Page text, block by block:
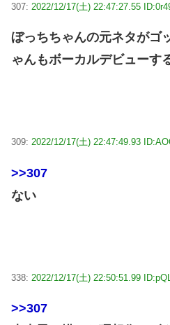
307: 2022/12/17(土) 22:47:27.55
ぼっちちゃんの元ネタがゴ
ゃんもボーカルデビューす
309: 2022/12/17(土) 22:47:49.93
>>307
ない
338: 2022/12/17(土) 22:50:51.99
>>307